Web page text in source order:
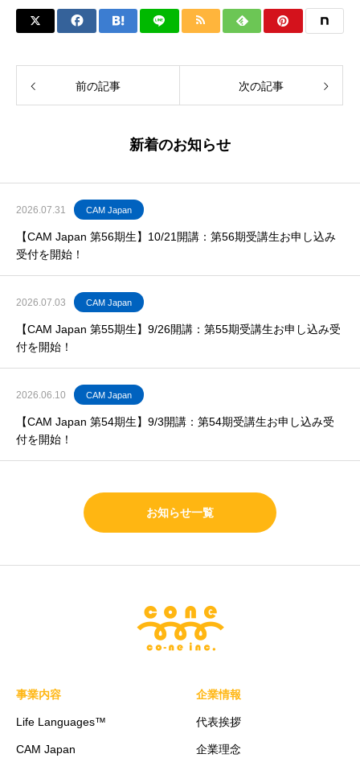
前の記事 次の記事
新着のお知らせ
2026.07.31 CAM Japan
【CAM Japan 第56期生】10/21開講：第56期受講生お申し込み
受付を開始！
2026.07.03 CAM Japan
【CAM Japan 第55期生】9/26開講：第55期受講生お申し込み受
付を開始！
2026.06.10 CAM Japan
【CAM Japan 第54期生】9/3開講：第54期受講生お申し込み受
付を開始！
お知らせ一覧
事業内容
Life Languages™
CAM Japan
企業情報
代表挨拶
企業理念